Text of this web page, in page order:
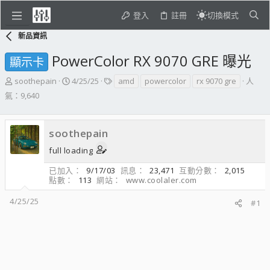
登入 註冊 切換模式
新品資訊
顯示卡 PowerColor RX 9070 GRE 曝光
主
題
起
人
soothepain
開
期
4/25/25
標amd powercolor rx 9070 gre
人
氣：9,640
soothepain
full loading
已加入
9/17/03 訊息 23,471 互動分數
2,015
點數
113 網站
www.coolaler.com
4/25/25
#1